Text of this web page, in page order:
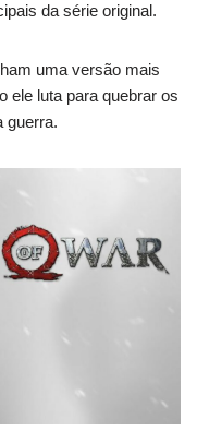
da série original.
uma versão mais
ele luta para quebrar os
guerra.